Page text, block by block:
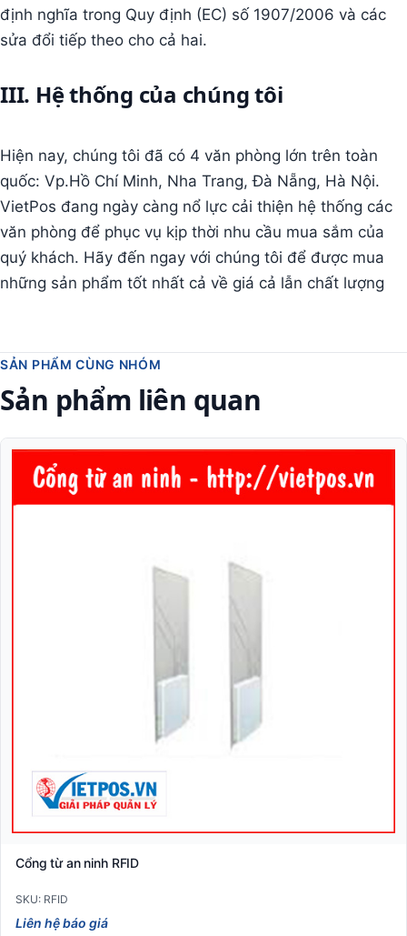
định nghĩa trong Quy định (EC) số 1907/2006 và các
sửa đổi tiếp theo cho cả hai.
III. Hệ thống của chúng tôi
Hiện nay, chúng tôi đã có 4 văn phòng lớn trên toàn
quốc: Vp.Hồ Chí Minh, Nha Trang, Đà Nẵng, Hà Nội.
VietPos đang ngày càng nổ lực cải thiện hệ thống các
văn phòng để phục vụ kịp thời nhu cầu mua sắm của
quý khách. Hãy đến ngay với chúng tôi để được mua
những sản phẩm tốt nhất cả về giá cả lẫn chất lượng
SẢN PHẨM CÙNG NHÓM
Sản phẩm liên quan
Cổng từ an ninh RFID
SKU: RFID
Liên hệ báo giá